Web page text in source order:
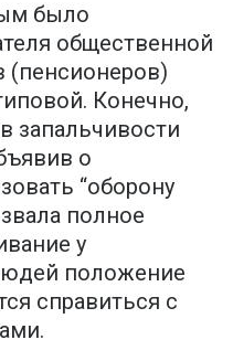
было
общественной
(пенсионеров)
Конечно,
запальчивости
о
“оборону
полное
у
положение
справиться с